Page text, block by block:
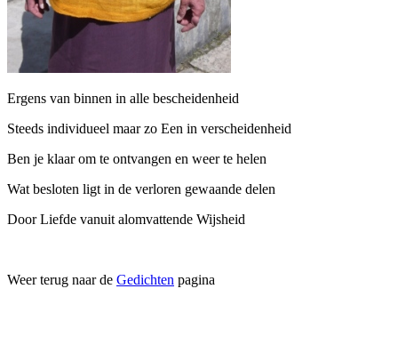
Ergens van binnen in alle bescheidenheid
Steeds individueel maar zo Een in verscheidenheid
Ben je klaar om te ontvangen en weer te helen
Wat besloten ligt in de verloren gewaande delen
Door Liefde vanuit alomvattende Wijsheid
Weer terug naar de Gedichten pagina